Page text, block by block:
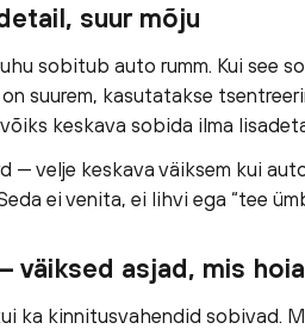
suur mõju
sobitub auto rumm. Kui see
suurem, kasutatakse
keskava sobida ilma
— velje keskava väiksem kui
ei venita, ei lihvi ega “tee
väiksed asjad, mis
ka kinnitusvahendid sobivad.